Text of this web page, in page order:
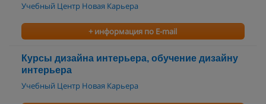
Учебный Центр Новая Карьера
+ информация по E-mail
Курсы дизайна интерьера, обучение дизайну
интерьера
Учебный Центр Новая Карьера